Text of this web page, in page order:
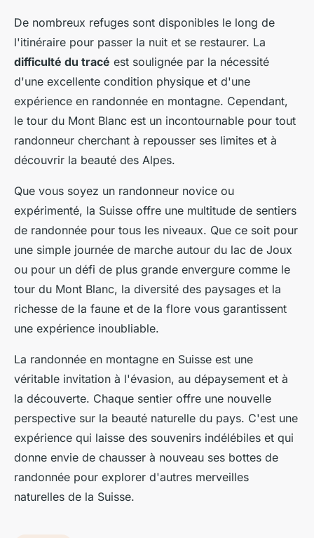
De nombreux refuges sont disponibles le long de
l'itinéraire pour passer la nuit et se restaurer. La
difficulté du tracé est soulignée par la nécessité
d'une excellente condition physique et d'une
expérience en randonnée en montagne. Cependant,
le tour du Mont Blanc est un incontournable pour tout
randonneur cherchant à repousser ses limites et à
découvrir la beauté des Alpes.
Que vous soyez un randonneur novice ou
expérimenté, la Suisse offre une multitude de sentiers
de randonnée pour tous les niveaux. Que ce soit pour
une simple journée de marche autour du lac de Joux
ou pour un défi de plus grande envergure comme le
tour du Mont Blanc, la diversité des paysages et la
richesse de la faune et de la flore vous garantissent
une expérience inoubliable.
La randonnée en montagne en Suisse est une
véritable invitation à l'évasion, au dépaysement et à
la découverte. Chaque sentier offre une nouvelle
perspective sur la beauté naturelle du pays. C'est une
expérience qui laisse des souvenirs indélébiles et qui
donne envie de chausser à nouveau ses bottes de
randonnée pour explorer d'autres merveilles
naturelles de la Suisse.